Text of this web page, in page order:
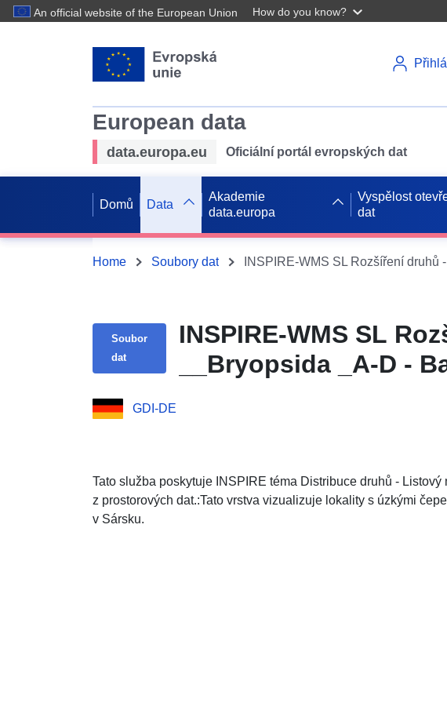
An official website of the European Union How do you know?
European data
data.europa.eu Oficiální portál evropských dat
Domů Data
Akademie
data.europa
Vyspělost
dat
Home Soubory dat
Soubor
dat
INSPIRE-WMS SL
__Bryopsida _A-D -
GDI-DE
Tato služba poskytuje INSPIRE téma Distribuce druhů -
z prostorových dat.:Tato vrstva vizualizuje lokality s úzkými
v Sársku.